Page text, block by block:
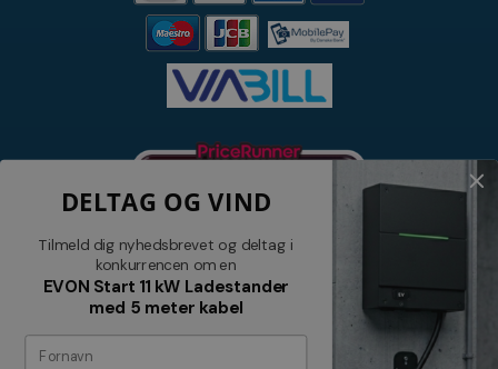
Nyhedsbrev
DELTAG OG VIND
Tilmeld dig nyhedsbrevet og deltag i
konkurrencen om en
EVON Start 11 kW Ladestander
med 5 meter kabel